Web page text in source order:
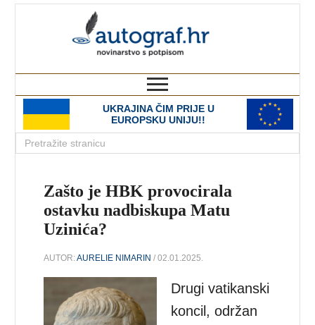
UKRAJINA ČIM PRIJE U
EUROPSKU UNIJU!!
Zašto je HBK provocirala
ostavku nadbiskupa Matu
Uzinića?
AUTOR:AURELIE NIMARIN / 02.01.2025.
Drugi vatikanski
koncil, održan